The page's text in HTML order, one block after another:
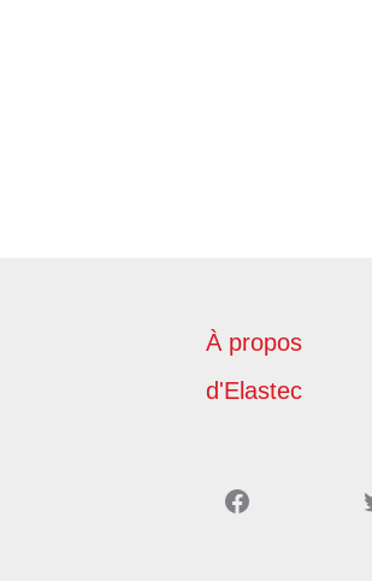
À propos
d'Elastec
Facebook Twitter